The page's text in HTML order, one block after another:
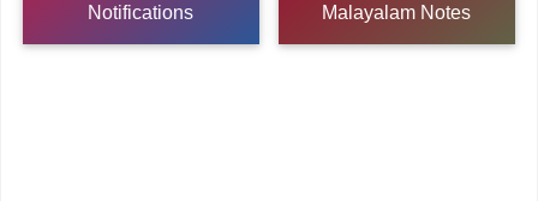
Notifications Malayalam Notes